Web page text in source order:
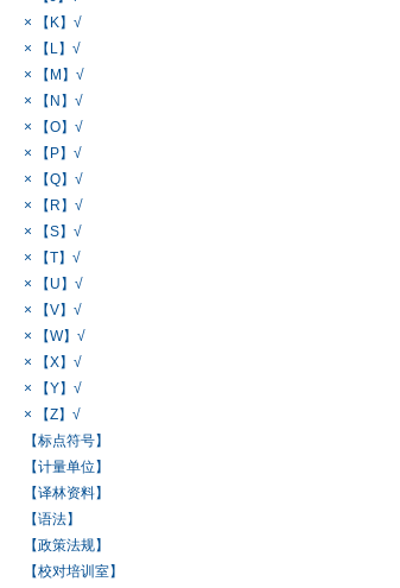
× 【K】√
× 【L】√
× 【M】√
× 【N】√
× 【O】√
× 【P】√
× 【Q】√
× 【R】√
× 【S】√
× 【T】√
× 【U】√
× 【V】√
× 【W】√
× 【X】√
× 【Y】√
× 【Z】√
【标点符号】
【计量单位】
【译林资料】
【语法】
【政策法规】
【校对培训室】